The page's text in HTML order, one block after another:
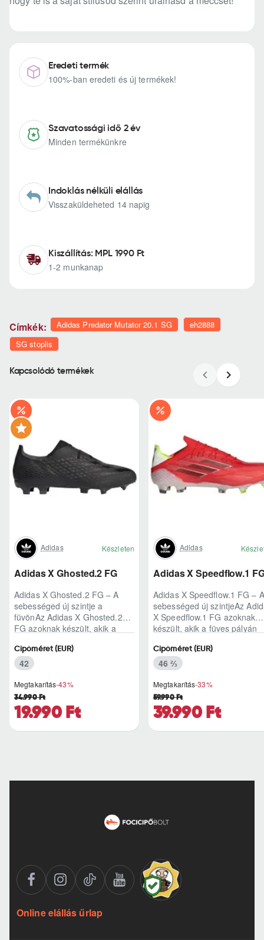
Eredeti termék
100%-ban eredeti és új termékek!
Szavatossági idő 2 év
Minden termékünkre
Indoklás nélküli elállás
Visszaküldeheted 14 napig
Kiszállítás: MPL 1990 Ft
1-2 munkanap
Címkék: Adidas Predator Mutator 20.1 SG
eh2888
SG stoplis
Kapcsolódó termékek
Adidas Készleten
Adidas X Ghosted.2 FG
Adidas X Ghosted.2 FG – A
sebességed új szintje a
füvönAz Adidas X Ghosted.2
FG azoknak készült, akik a
pillanataiban is azonnal r..
Megtakarítás-43%
19.990 Ft
34.990 Ft
Cipőméret (EUR)
42
Adidas
Adidas X Speedflow.1
Adidas X Speedflow.1 FG – A
sebességed új szintjeAz
X Speedflow.1 FG azoknak
készült, akik a füves pályán
ritmust diktál..
Megtakarítás-33%
39.990 Ft
59.990 Ft
Cipőméret (EUR)
46 ⅔
Online elállás űrlap